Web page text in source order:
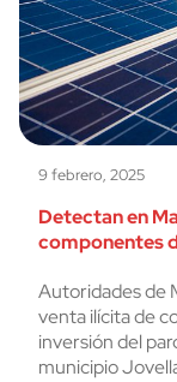
9 febrero, 2025
Detectan en
componentes
Autoridades de
venta ilícita de
inversión del
municipio